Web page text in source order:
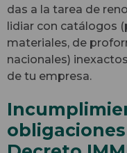
das a la tarea de
lidiar con catálogos
materiales, de
nacionales)
de tu empresa.